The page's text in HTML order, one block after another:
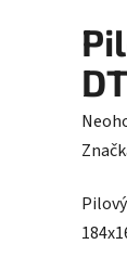
je
0,0